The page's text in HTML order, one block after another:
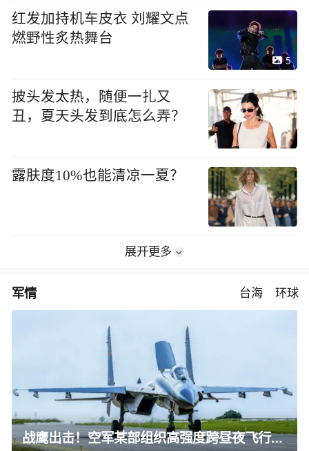
红发加持机车皮衣 刘耀文点
燃野性炙热舞台
5
披头发太热，随便一扎又
丑，夏天头发到底怎么弄？
露肤度10%也能清凉一夏？
展开更多
军情 台海 环球
战鹰出击！空军某部组织高强度跨昼夜飞行训练